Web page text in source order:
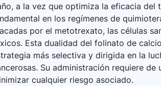
a la vez que optimiza la eficacia
en los regímenes de
por el metotrexato, las células
Esta dualidad del folinato de
más selectiva y dirigida en la
Su administración requiere
cualquier riesgo asociado.